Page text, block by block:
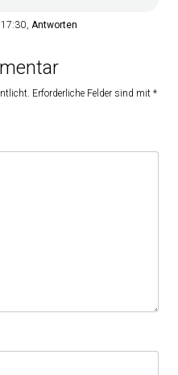
17:30 Antworten
Erforderliche Felder sind mit *